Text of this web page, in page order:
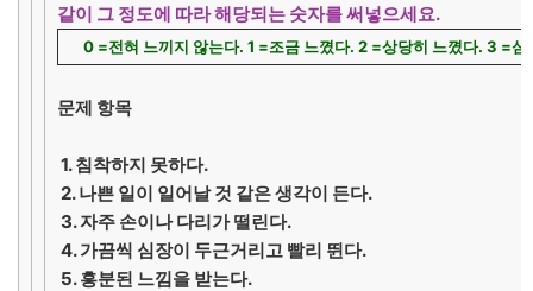
같이 그 정도에 따라 해당되는 숫자를 써넣으세요.
0 =전혀 느끼지 않는다. 1 =조금 느꼈다. 2 =상당히 느꼈다. 3 =심
문제 항목
1. 침착하지 못하다.
2. 나쁜 일이 일어날 것 같은 생각이 든다.
3. 자주 손이나 다리가 떨린다.
4. 가끔씩 심장이 두근거리고 빨리 뛴다.
5. 흥분된 느낌을 받는다.